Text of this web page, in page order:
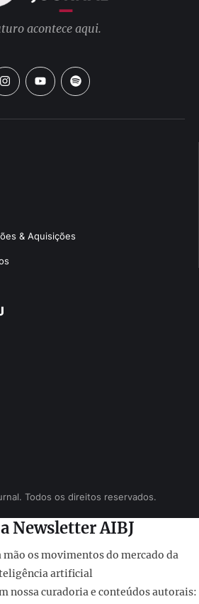
& Aquisições
acontece aqui.
Todos os direitos reservados.
Newsletter AIBJ
os movimentos do mercado da
artificial
nossa curadoria e conteúdos autorais: